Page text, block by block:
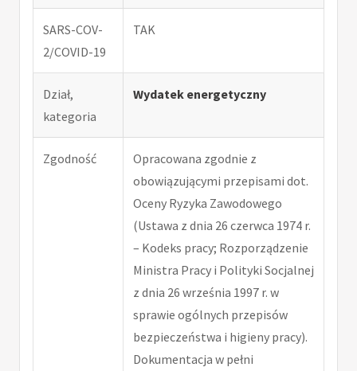
SARS-COV-
2/COVID-19
TAK
Dział,
kategoria
Wydatek energetyczny
Zgodność
Opracowana zgodnie z
obowiązującymi przepisami dot.
Oceny Ryzyka Zawodowego
(Ustawa z dnia 26 czerwca 1974 r.
– Kodeks pracy; Rozporządzenie
Ministra Pracy i Polityki Socjalnej
z dnia 26 września 1997 r. w
sprawie ogólnych przepisów
bezpieczeństwa i higieny pracy).
Dokumentacja w pełni